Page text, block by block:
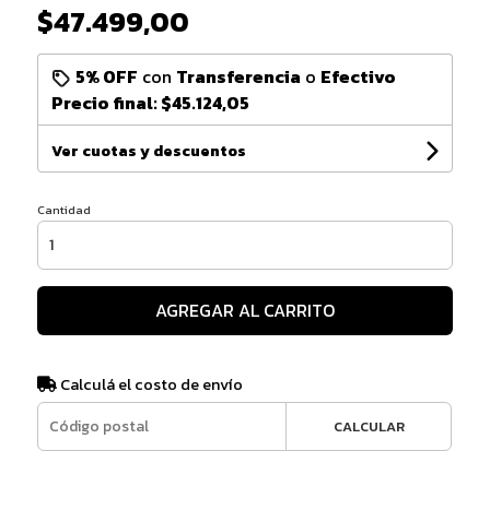
$47.499,00
5% OFF con Transferencia o Efectivo
Precio final:$45.124,05
Ver cuotas y descuentos
Cantidad
AGREGAR AL CARRITO
Calculá el costo de envío
CALCULAR